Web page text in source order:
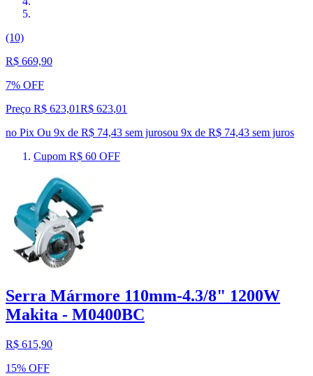
(10)
R$ 669,90
7% OFF
Preço R$ 623,01R$ 623,01
no Pix Ou 9x de R$ 74,43 sem jurosou 9x de R$ 74,43 sem juros
Cupom R$ 60 OFF
Serra Mármore 110mm-4.3/8" 1200W
Makita - M0400BC
R$ 615,90
15% OFF